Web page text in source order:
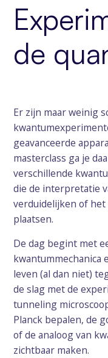
de
Er zijn maar weinig
geavanceerde
masterclass ga je
verschillende
die de interpretatie
verduidelijken of
plaatsen.
De dag begint met
kwantummechanica
leven (al dan niet)
de slag met de
tunneling
Planck bepalen, de
of de analoog van
zichtbaar maken.